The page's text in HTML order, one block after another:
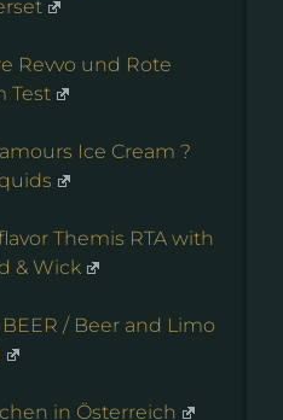
Revvo und Rote
Test
Ice Cream ?
Themis RTA with
& Wick
/ Beer and Limo
in Österreich